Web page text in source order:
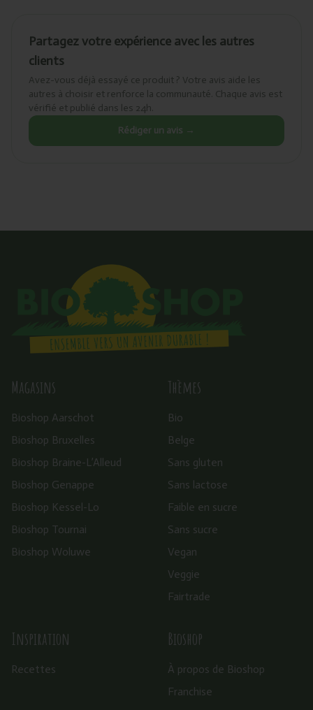
Partagez votre expérience avec les autres
clients
Avez-vous déjà essayé ce produit ? Votre avis aide les
autres à choisir et renforce la communauté. Chaque avis est
vérifié et publié dans les 24h.
Rédiger un avis →
Magasins
Bioshop Aarschot
Bioshop Bruxelles
Bioshop Braine-L’Alleud
Bioshop Genappe
Bioshop Kessel-Lo
Bioshop Tournai
Bioshop Woluwe
Thèmes
Bio
Belge
Sans gluten
Sans lactose
Faible en sucre
Sans sucre
Vegan
Veggie
Fairtrade
Inspiration
Recettes
Bioshop
À propos de Bioshop
Franchise